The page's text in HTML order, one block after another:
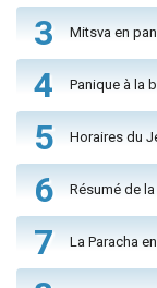
3 Mitsva en
4 Panique à la
5 Horaires du
6 Résumé de
7 La Paracha